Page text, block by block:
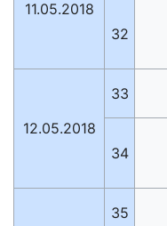
11.05.2018
32
12.05.2018
33
34
35